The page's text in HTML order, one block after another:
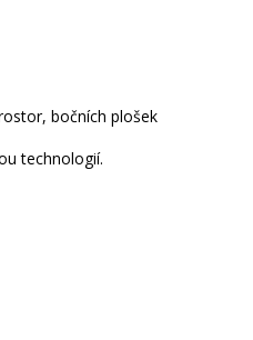
bočních plošek
technologií.